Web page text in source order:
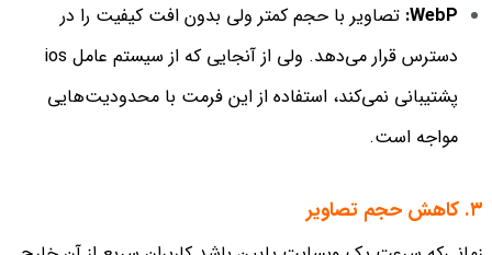
WebP: تصاویر با حجم کمتر ولی بدون افت کیفیت را در
دسترس قرار می‌دهد. ولی از آنجایی که از سیستم عامل ios
پشتیبانی نمی‌کند، استفاده از این فرمت با محدودیت‌هایی
مواجه است.
۳. کاهش حجم تصاویر